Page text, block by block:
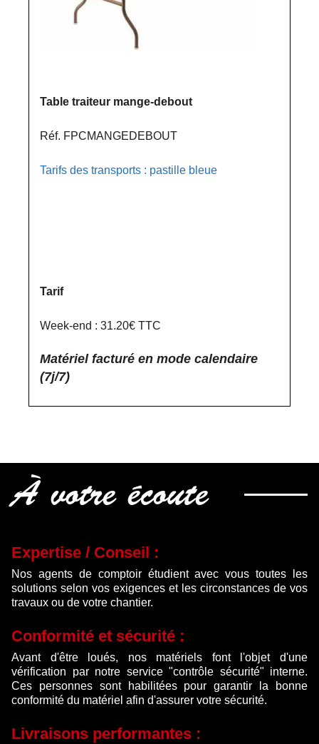
Table traiteur mange-debout
Réf. FPCMANGEDEBOUT
Tarifs des transports : pastille bleue
Tarif
Week-end : 31.20€ TTC
Matériel facturé en mode calendaire
(7j/7)
À votre écoute
Expertise / Conseil :
Nos agents de comptoir étudient avec vous toutes les
solutions selon vos exigences et les circonstances de vos
travaux ou de votre chantier.
Conformité et sécurité :
Avant d'être loués, nos matériels font l'objet d'une
vérification par notre service "contrôle sécurité" interne.
Ces personnes sont habilitées pour garantir la bonne
conformité du matériel afin d'assurer votre sécurité.
Livraisons performantes :